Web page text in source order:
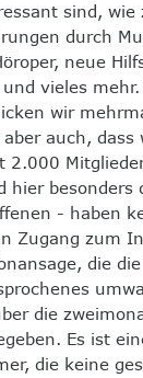
sind, wie
durch
neue
vieles
wir
aber auch,
2.000
hier besonders
- haben
Zugang zum
die
die
Es ist
die keine